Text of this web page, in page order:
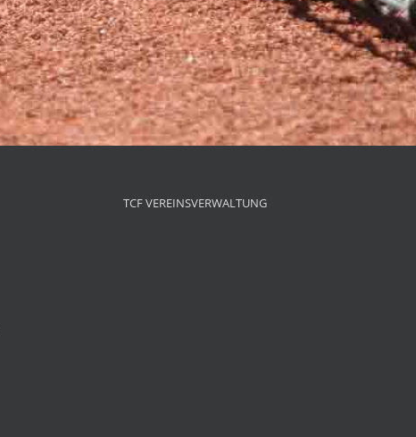
TCF VEREINSVERWALTUNG